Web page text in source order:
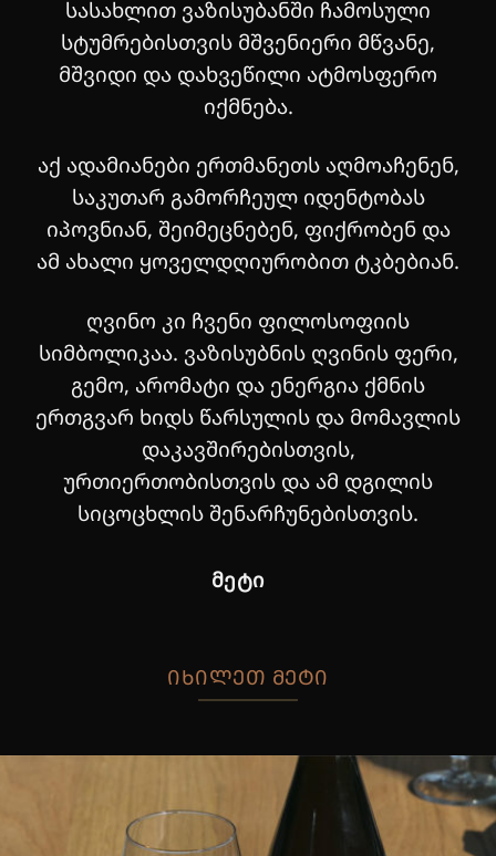
სასახლით ვაზისუბანში ჩამოსული
სტუმრებისთვის მშვენიერი მწვანე,
მშვიდი და დახვეწილი ატმოსფერო
იქმნება.
აქ ადამიანები ერთმანეთს აღმოაჩენენ,
საკუთარ გამორჩეულ იდენტობას
იპოვნიან, შეიმეცნებენ, ფიქრობენ და
ამ ახალი ყოველდღიურობით ტკბებიან.
ღვინო კი ჩვენი ფილოსოფიის
სიმბოლიკაა. ვაზისუბნის ღვინის ფერი,
გემო, არომატი და ენერგია ქმნის
ერთგვარ ხიდს წარსულის და მომავლის
დაკავშირებისთვის,
ურთიერთობისთვის და ამ დგილის
სიცოცხლის შენარჩუნებისთვის.
ᲛᲔᲢᲘ
ᲘᲮᲘᲚᲔᲗ ᲛᲔᲢᲘ